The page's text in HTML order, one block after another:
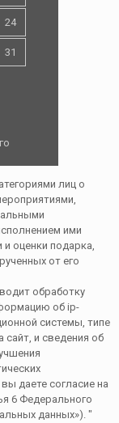
24
31
обработку
об ip-
системы, типе
сайт, и сведения об
даете согласие на
6 Федерального
данных»). "